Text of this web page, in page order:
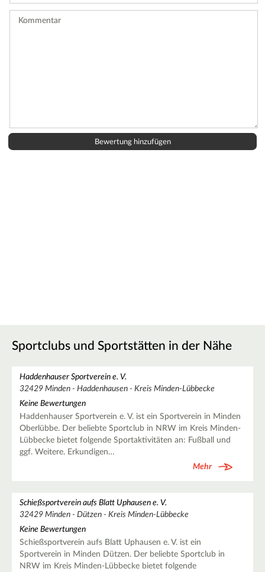
Sportclubs und Sportstätten in der Nähe
Haddenhauser Sportverein e. V.
32429 Minden - Haddenhausen - Kreis Minden-Lübbecke
Keine Bewertungen
Haddenhauser Sportverein e. V. ist ein Sportverein in Minden
Oberlübbe. Der beliebte Sportclub in NRW im Kreis Minden-
Lübbecke bietet folgende Sportaktivitäten an: Fußball und
ggf. Weitere. Erkundigen…
Mehr
Schießsportverein aufs Blatt Uphausen e. V.
32429 Minden - Dützen - Kreis Minden-Lübbecke
Keine Bewertungen
Schießsportverein aufs Blatt Uphausen e. V. ist ein
Sportverein in Minden Dützen. Der beliebte Sportclub in
NRW im Kreis Minden-Lübbecke bietet folgende